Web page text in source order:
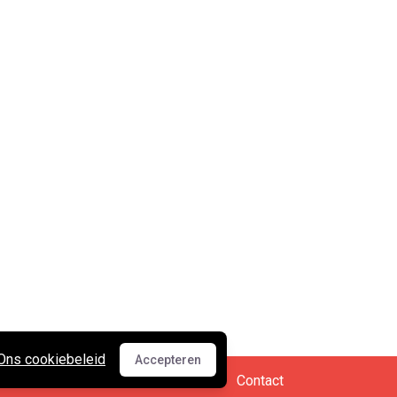
Cookies en privacy • Contact
Accepteren
Accepteren
cookiebeleid